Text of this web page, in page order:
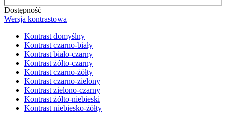
Dostępność
Wersja kontrastowa
Kontrast domyślny
Kontrast czarno-biały
Kontrast biało-czarny
Kontrast żółto-czarny
Kontrast czarno-żółty
Kontrast czarno-zielony
Kontrast zielono-czarny
Kontrast żółto-niebieski
Kontrast niebiesko-żółty